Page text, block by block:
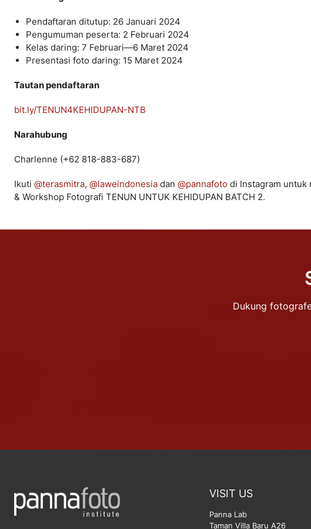
Pendaftaran ditutup: 26 Januari 2024
Pengumuman peserta: 2 Februari 2024
Kelas daring: 7 Februari—6 Maret 2024
Presentasi foto daring: 15 Maret 2024
Tautan pendaftaran
bit.ly/TENUN4KEHIDUPAN-NTB
Narahubung
Charlenne (+62 818-883-687)
Ikuti @terasmitra, @laweindonesia dan @pannafoto di Instagram untuk
& Workshop Fotografi TENUN UNTUK KEHIDUPAN BATCH 2.
Dukung
VISIT US
Panna Lab
Taman Villa Baru A26